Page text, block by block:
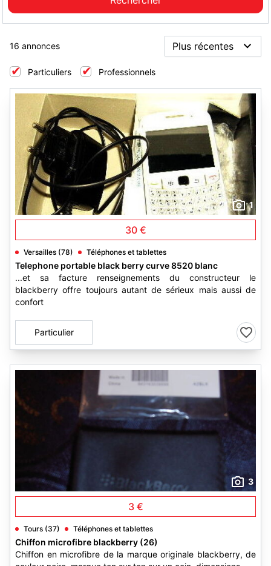
16 annonces
Particuliers Professionnels
1
30 €
Versailles (78) Téléphones et tablettes
Telephone portable black berry curve 8520 blanc
...et sa facture renseignements du constructeur le
blackberry offre toujours autant de sérieux mais aussi de
confort
Particulier
3
3 €
Tours (37) Téléphones et tablettes
Chiffon microfibre blackberry (26)
Chiffon en microfibre de la marque originale blackberry, de